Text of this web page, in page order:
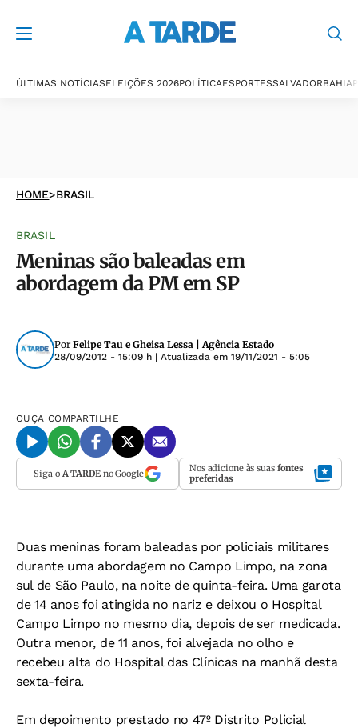
ÚLTIMAS NOTÍCIASELEIÇÕES 2026POLÍTICAESPORTESSALVADORBAHIA
HOME>BRASIL
BRASIL
Meninas são baleadas em
abordagem da PM em SP
Por Felipe Tau e Gheisa Lessa | Agência Estado
28/09/2012 - 15:09 h | Atualizada em 19/11/2021 - 5:05
OUÇA COMPARTILHE
Siga o A TARDEno Google Nos adicione às suas fontes
preferidas
Duas meninas foram baleadas por policiais militares
durante uma abordagem no Campo Limpo, na zona
sul de São Paulo, na noite de quinta-feira. Uma garota
de 14 anos foi atingida no nariz e deixou o Hospital
Campo Limpo no mesmo dia, depois de ser medicada.
Outra menor, de 11 anos, foi alvejada no olho e
recebeu alta do Hospital das Clínicas na manhã desta
sexta-feira.
Em depoimento prestado no 47º Distrito Policial